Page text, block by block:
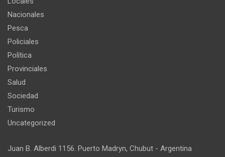
Nacionales
Pesca
Policiales
Política
Provinciales
Salud
Sociedad
Turismo
Uncategorized
Juan B. Alberdi 1156. Puerto Madryn, Chubut - Argentina